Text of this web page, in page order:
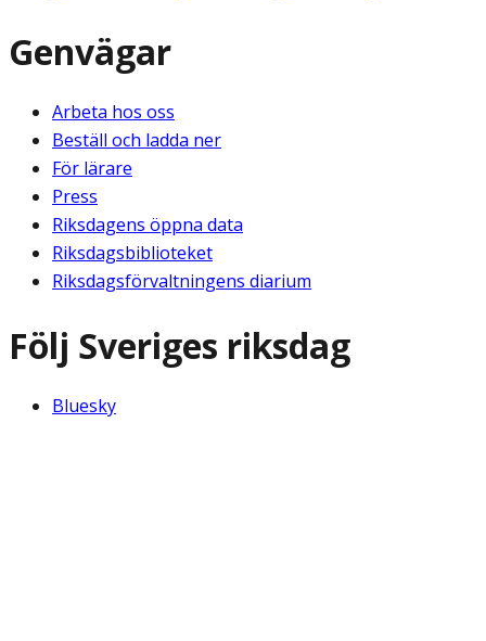
Genvägar
Arbeta hos oss
Beställ och ladda ner
För lärare
Press
Riksdagens öppna data
Riksdagsbiblioteket
Riksdagsförvaltningens diarium
Följ Sveriges riksdag
Bluesky